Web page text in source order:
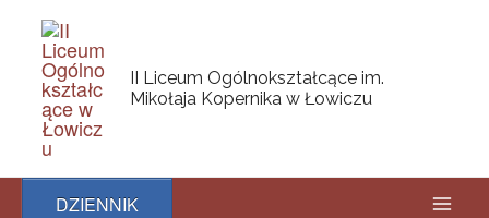
content
II Liceum Ogólnokształcące im.
Mikołaja Kopernika w Łowiczu
DZIENNIK
navigation